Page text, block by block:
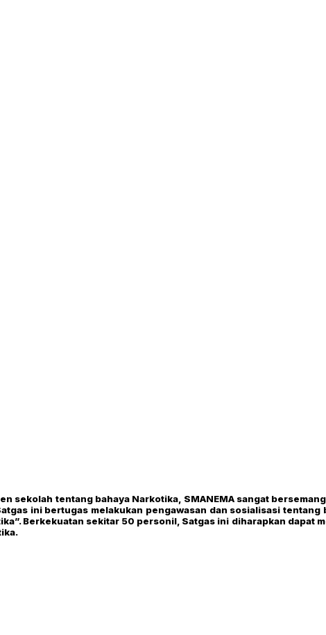
sekolah tentang bahaya Narkotika, SMANEMA sangat
ini bertugas melakukan pengawasan dan sosialisasi
Berkekuatan sekitar 50 personil, Satgas ini diharapkan